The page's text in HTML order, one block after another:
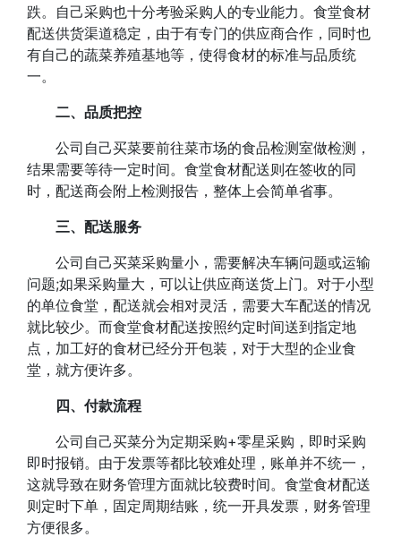
跌。自己采购也十分考验采购人的专业能力。食堂食材
配送供货渠道稳定，由于有专门的供应商合作，同时也
有自己的蔬菜养殖基地等，使得食材的标准与品质统
一。
二、品质把控
公司自己买菜要前往菜市场的食品检测室做检测，
结果需要等待一定时间。食堂食材配送则在签收的同
时，配送商会附上检测报告，整体上会简单省事。
三、配送服务
公司自己买菜采购量小，需要解决车辆问题或运输
问题;如果采购量大，可以让供应商送货上门。对于小型
的单位食堂，配送就会相对灵活，需要大车配送的情况
就比较少。而食堂食材配送按照约定时间送到指定地
点，加工好的食材已经分开包装，对于大型的企业食
堂，就方便许多。
四、付款流程
公司自己买菜分为定期采购+零星采购，即时采购
即时报销。由于发票等都比较难处理，账单并不统一，
这就导致在财务管理方面就比较费时间。食堂食材配送
则定时下单，固定周期结账，统一开具发票，财务管理
方便很多。